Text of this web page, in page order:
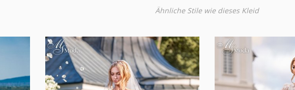
Ähnliche Stile wie dieses Kleid